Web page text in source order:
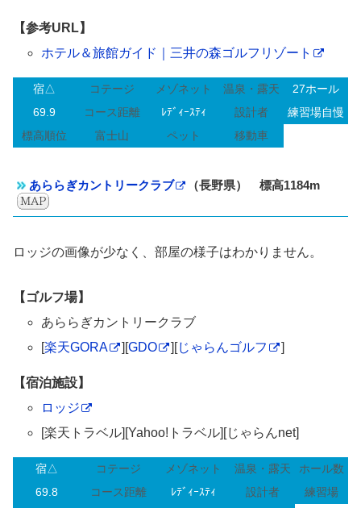
【参考URL】
ホテル＆旅館ガイド｜三井の森ゴルフリゾート
宿△ コテージ メゾネット 温泉・露天
27ホール
69.9
コース距離 ﾚﾃﾞｨｰｽﾃｨ 設計者
練習場自慢
標高順位
富士山 ペット 移動車
あららぎカントリークラブ （長野県） 標高1184m
ロッジの画像が少なく、部屋の様子はわかりません。
【ゴルフ場】
あららぎカントリークラブ
[楽天GORA ][GDO ][じゃらんゴルフ ]
【宿泊施設】
ロッジ
[楽天トラベル][Yahoo!トラベル][じゃらんnet]
宿△ コテージ メゾネット 温泉・露天
ホール数
69.8
コース距離 ﾚﾃﾞｨｰｽﾃｨ 設計者
練習場